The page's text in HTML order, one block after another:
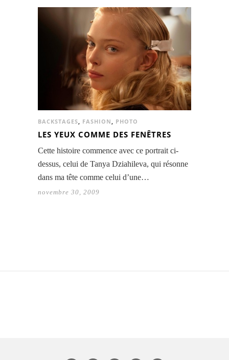
BACKSTAGES FASHION PHOTO
LES YEUX COMME DES FENÊTRES
Cette histoire commence avec ce portrait ci-
dessus, celui de Tanya Dziahileva, qui résonne
dans ma tête comme celui d’une…
novembre 30, 2009